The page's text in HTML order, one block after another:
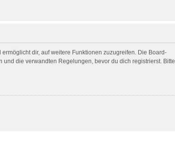
dir, auf weitere Funktionen zuzugreifen. Die Board-
die verwandten Regelungen, bevor du dich registrierst. Bitte